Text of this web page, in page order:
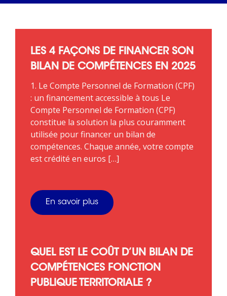
LES 4 FAÇONS DE FINANCER SON
BILAN DE COMPÉTENCES EN 2025
1. Le Compte Personnel de Formation (CPF)
: un financement accessible à tous Le
Compte Personnel de Formation (CPF)
constitue la solution la plus couramment
utilisée pour financer un bilan de
compétences. Chaque année, votre compte
est crédité en euros […]
En savoir plus
QUEL EST LE COÛT D’UN BILAN DE
COMPÉTENCES FONCTION
PUBLIQUE TERRITORIALE ?